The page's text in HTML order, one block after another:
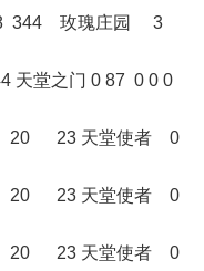
344 玫瑰庄园 3
堂之门 0 87 0 0 0
20 23 天堂使者 0
20 23 天堂使者 0
20 23 天堂使者 0